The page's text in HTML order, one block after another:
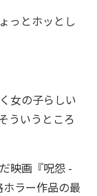
っとホッとし
女の子らしい
ういうところ
映画『呪怨 -
ラー作品の最